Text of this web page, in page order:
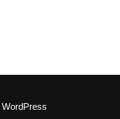
WordPress